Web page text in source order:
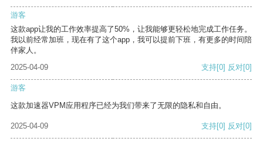
游客
这款app让我的工作效率提高了50%，让我能够更轻松地完成工作任务。
我以前经常加班，现在有了这个app，我可以提前下班，有更多的时间陪
伴家人。
2025-04-09
支持[0] 反对[0]
游客
这款加速器VPM应用程序已经为我们带来了无限的隐私和自由。
2025-04-09 支持[0] 反对[0]